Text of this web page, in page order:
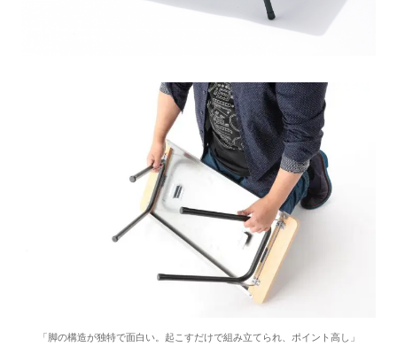
「脚の構造が独特で面白い。起こすだけで組み立てられ、ポイント高し」